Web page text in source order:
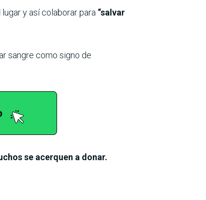
y así colaborar para “salvar
sangre como signo de
se acerquen a donar.